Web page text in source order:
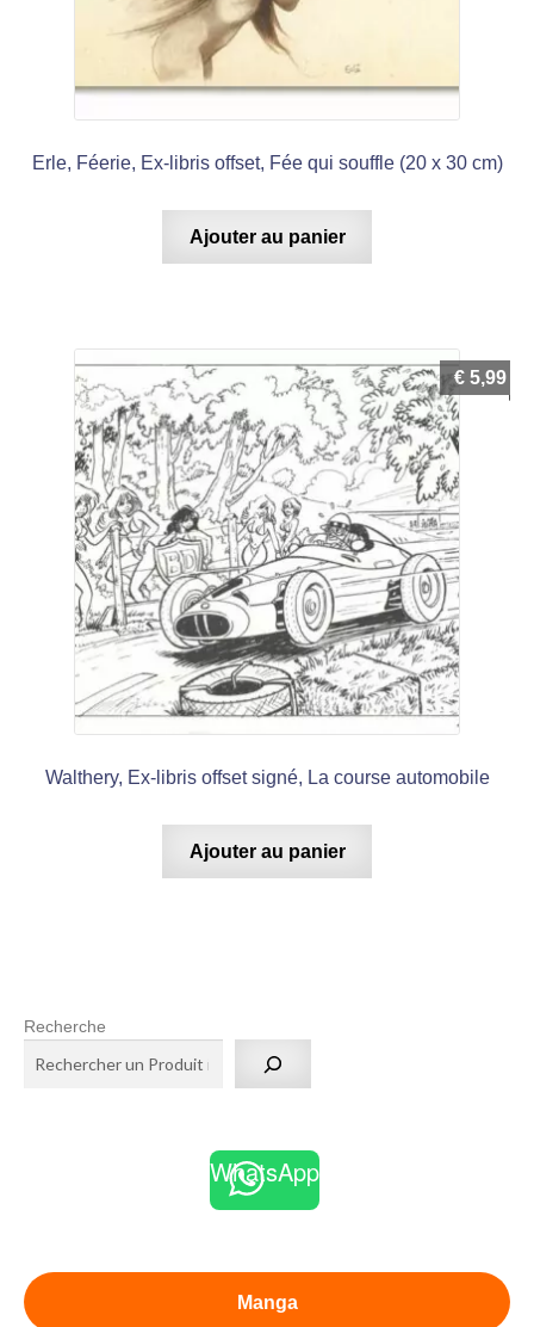
Erle, Féerie, Ex-libris offset, Fée qui souffle (20 x 30 cm)
Ajouter au panier
Walthery, Ex-libris offset signé, La course automobile
€ 5,99
Ajouter au panier
Recherche
WhatsApp
Manga